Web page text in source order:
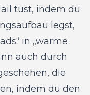
tust, indem du
legst,
in „warme
auch durch
die
indem du den